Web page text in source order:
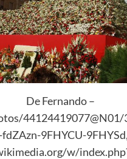
De Fernando –
9FHYCU-
w/